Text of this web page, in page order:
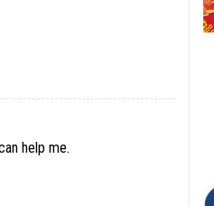
help me.